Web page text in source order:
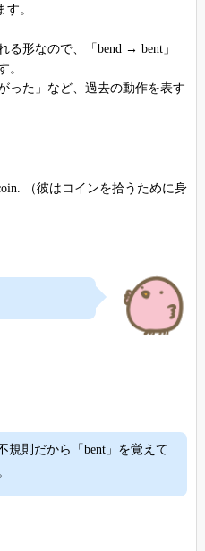
。
る形なので、「bend → bent」
。
った」など、過去の動作を表す
（彼はコインを拾うために身
規則だから「bent」を覚えて